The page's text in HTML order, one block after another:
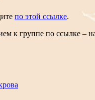
по этой ссылке.
к группе по ссылке –